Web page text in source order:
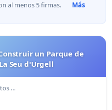
al menos 5 firmas.
Más
un Parque de
Seu d'Urgell
…